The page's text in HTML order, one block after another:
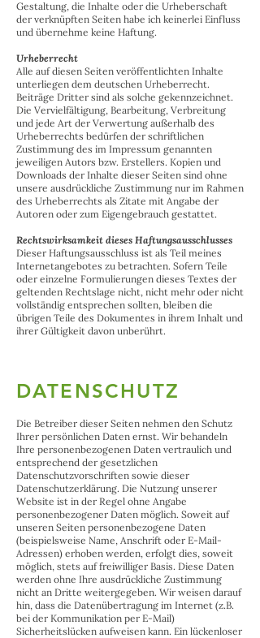
Gestaltung, die Inhalte oder die Urheberschaft
der verknüpften Seiten habe ich keinerlei Einfluss
und übernehme keine Haftung.
Urheberrecht
Alle auf diesen Seiten veröffentlichten Inhalte
unterliegen dem deutschen Urheberrecht.
Beiträge Dritter sind als solche gekennzeichnet.
Die Vervielfältigung, Bearbeitung, Verbreitung
und jede Art der Verwertung außerhalb des
Urheberrechts bedürfen der schriftlichen
Zustimmung des im Impressum genannten
jeweiligen Autors bzw. Erstellers. Kopien und
Downloads der Inhalte dieser Seiten sind ohne
unsere ausdrückliche Zustimmung nur im Rahmen
des Urheberrechts als Zitate mit Angabe der
Autoren oder zum Eigengebrauch gestattet.
Rechtswirksamkeit dieses Haftungsausschlusses
Dieser Haftungsausschluss ist als Teil meines
Internetangebotes zu betrachten. Sofern Teile
oder einzelne Formulierungen dieses Textes der
geltenden Rechtslage nicht, nicht mehr oder nicht
vollständig entsprechen sollten, bleiben die
übrigen Teile des Dokumentes in ihrem Inhalt und
ihrer Gültigkeit davon unberührt.
DATENSCHUTZ
Die Betreiber dieser Seiten nehmen den Schutz
Ihrer persönlichen Daten ernst. Wir behandeln
Ihre personenbezogenen Daten vertraulich und
entsprechend der gesetzlichen
Datenschutzvorschriften sowie dieser
Datenschutzerklärung. Die Nutzung unserer
Website ist in der Regel ohne Angabe
personenbezogener Daten möglich. Soweit auf
unseren Seiten personenbezogene Daten
(beispielsweise Name, Anschrift oder E-Mail-
Adressen) erhoben werden, erfolgt dies, soweit
möglich, stets auf freiwilliger Basis. Diese Daten
werden ohne Ihre ausdrückliche Zustimmung
nicht an Dritte weitergegeben. Wir weisen darauf
hin, dass die Datenübertragung im Internet (z.B.
bei der Kommunikation per E-Mail)
Sicherheitslücken aufweisen kann. Ein lückenloser